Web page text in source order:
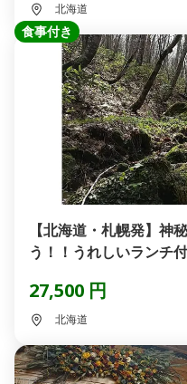
北海道
食事付き
【北海道・札幌発】神
う！！うれしいランチ
27,500 円
北海道